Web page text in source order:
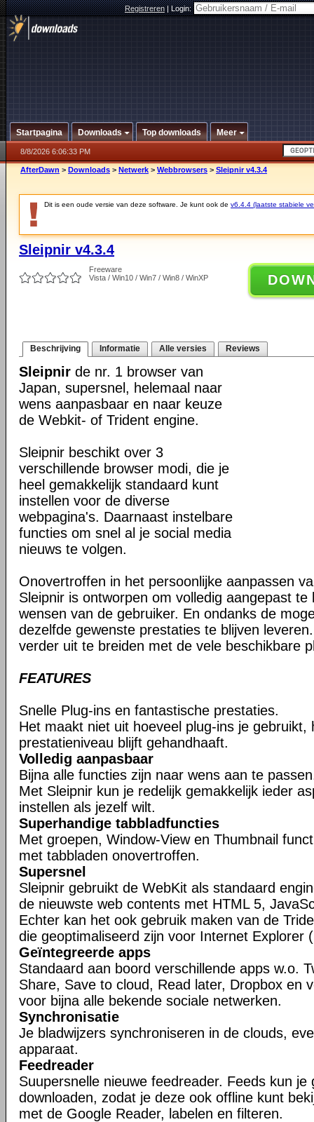
Registreren|Login:
Startpagina Downloads Top downloads Meer
8/8/2026 6:06:33 PM
AfterDawn > Downloads > Netwerk > Webbrowsers > Sleipnir v4.3.4
Dit is een oude versie van deze software. Je kunt ook de v6.4.4 (laatste stabiele
Sleipnir v4.3.4
Freeware
Vista / Win10 / Win7 / Win8 / WinXP
Beschrijving Informatie Alle versies Reviews
Sleipnir de nr. 1 browser van
Japan, supersnel, helemaal naar
wens aanpasbaar en naar keuze
de Webkit- of Trident engine.
Sleipnir beschikt over 3
verschillende browser modi, die je
heel gemakkelijk standaard kunt
instellen voor de diverse
webpagina's. Daarnaast instelbare
functies om snel al je social media
nieuws te volgen.
Onovertroffen in het persoonlijke aanpassen
Sleipnir is ontworpen om volledig aangepast
wensen van de gebruiker. En ondanks de
dezelfde gewenste prestaties te blijven
verder uit te breiden met de vele beschikbare
FEATURES
Snelle Plug-ins en fantastische prestaties.
Het maakt niet uit hoeveel plug-ins je gebruikt,
prestatieniveau blijft gehandhaaft.
Volledig aanpasbaar
Bijna alle functies zijn naar wens aan te
Met Sleipnir kun je redelijk gemakkelijk ieder
instellen als jezelf wilt.
Superhandige tabbladfuncties
Met groepen, Window-View en Thumbnail
met tabbladen onovertroffen.
Supersnel
Sleipnir gebruikt de WebKit als standaard
de nieuwste web contents met HTML 5,
Echter kan het ook gebruik maken van de
die geoptimaliseerd zijn voor Internet Explorer
Geïntegreerde apps
Standaard aan boord verschillende apps w.o.
Share, Save to cloud, Read later, Dropbox en
voor bijna alle bekende sociale netwerken.
Synchronisatie
Je bladwijzers synchroniseren in de clouds,
apparaat.
Feedreader
Suupersnelle nieuwe feedreader. Feeds kun je
downloaden, zodat je deze ook offline kunt
met de Google Reader, labelen en filteren.